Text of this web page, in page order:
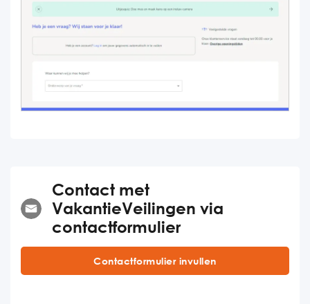
Contact met
VakantieVeilingen via
contactformulier
Contactformulier invullen